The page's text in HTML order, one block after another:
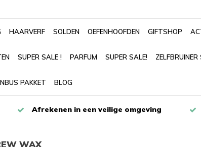
HAARVERF SOLDEN OEFENHOOFDEN GIFTSHOP
SUPER SALE ! PARFUM SUPER SALE! ZELFBRUINER
PAKKET BLOG
Afrekenen in een veilige omgeving
WAX